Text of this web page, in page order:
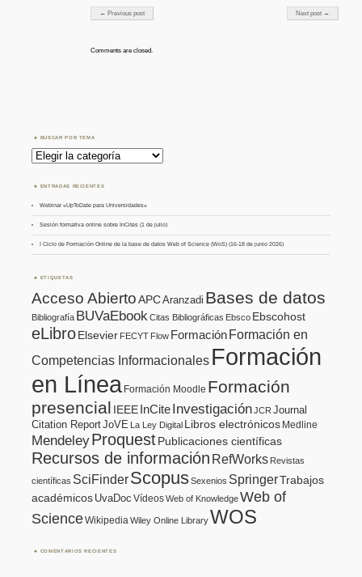
Post navigation
← Previous post Next post →
Comments are closed.
BUSCAR POR TEMA
Buscar
por
Tema
ENTRADAS RECIENTES
Webinar «UpToDate para Universidades»
Sesión formativa online sobre InCites (1 de julio)
I Ciclo de Formación Online de la base de datos Web of Science (WoS) (16-18 de junio 2026)
ETIQUETAS
Acceso AbiertoAPCAranzadi Bases de datos
Bibliografía BUVaEbook Citas Bibliográficas Ebsco Ebscohost
eLibroElsevier FECYT Flow FormaciónFormación en
Competencias Informacionales Formación
en Línea Formación Moodle Formación
presencial IEEE InCiteInvestigaciónJCR Journal
Citation ReportJoVE La Ley Digital Libros electrónicos Medline
MendeleyProquestPublicaciones científicas
Recursos de información RefWorks Revistas
científicas SciFinderScopusSexenios SpringerTrabajos
académicos UvaDoc VídeosWeb of KnowledgeWeb of
ScienceWikipedia Wiley Online LibraryWOS
COMENTARIOS RECIENTES